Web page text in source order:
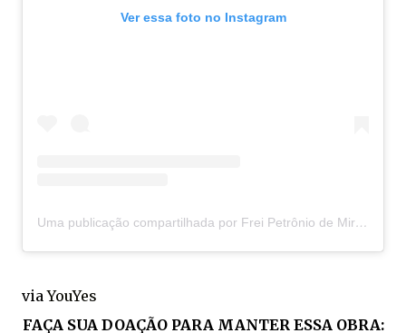
Ver essa foto no Instagram
Uma publicação compartilhada por Frei Petrônio de Miranda (@freipetronio)
via YouYes
FAÇA SUA DOAÇÃO PARA MANTER ESSA OBRA: